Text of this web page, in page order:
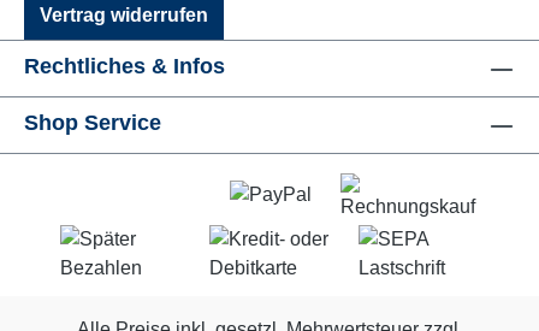
Vertrag widerrufen
Rechtliches & Infos
Shop Service